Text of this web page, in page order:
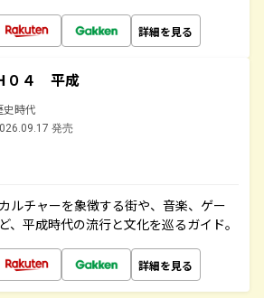
詳細を見る
０４ 平成
史時代
発売
ルチャーを象徴する街や、音楽、ゲー
、平成時代の流行と文化を巡るガイド。
詳細を見る